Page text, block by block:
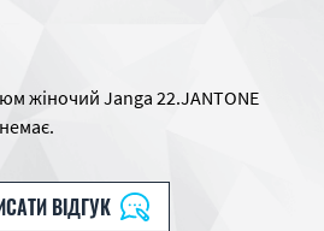
жіночий Janga 22.JANTONE
ВІДГУК